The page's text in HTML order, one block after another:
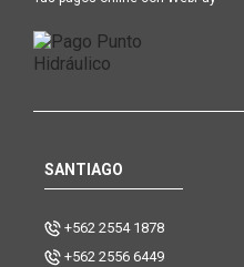
SANTIAGO
+562 2554 1878
+562 2556 6449